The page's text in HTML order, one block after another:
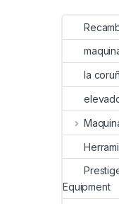
la
Equipment